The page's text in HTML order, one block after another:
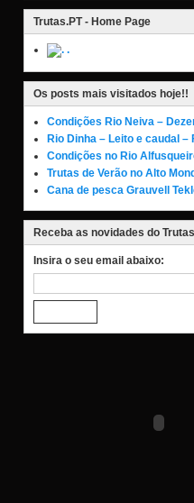
Trutas.PT - Home Page
.
Os posts mais visitados hoje!!
Condições Rio Neiva –
Rio Dinha – Leito e caudal –
Condições no Rio
Trutas de Verão no Alto
Cana de pesca Grauvell
Receba as novidades do
Insira o seu email abaixo: